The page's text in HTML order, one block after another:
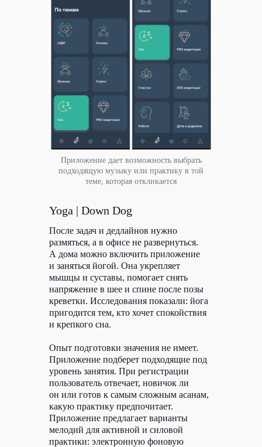
Приложение дает возможность выбрать
подходящую музыку или практику в той
теме, которая откликается
Yoga | Down Dog
После задач и дедлайнов нужно
размяться, а в офисе не развернуться.
А дома можно включить приложение
и заняться йогой. Она укрепляет
мышцы и суставы, помогает снять
напряжение в шее и спине после позы
креветки. Исследования показали: йога
пригодится тем, кто хочет спокойствия
и крепкого сна.
Опыт подготовки значения не имеет.
Приложение подберет подходящие под
уровень занятия. При регистрации
пользователь отвечает, новичок ли
он или готов к самым сложным асанам,
какую практику предпочитает.
Приложение предлагает варианты
мелодий для активной и силовой
практики: электронную фоновую
TELEGRAM Виси.ру
Клиентам
программа
Авторам
Курсы
ЖИР
Рыба.fm